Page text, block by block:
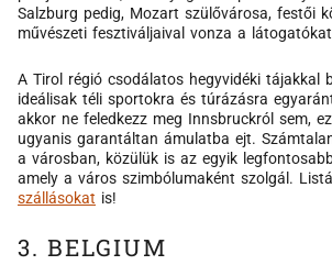
Salzburg pedig, Mozart szülővárosa, festői
művészeti fesztiváljaival vonza a
A Tirol régió csodálatos hegyvidéki tájakkal
ideálisak téli sportokra és túrázásra
akkor ne feledkezz meg Innsbruckról sem,
ugyanis garantáltan ámulatba ejt.
a városban, közülük is az egyik
amely a város szimbólumaként szolgál.
szállásokat is!
3. BELGIUM